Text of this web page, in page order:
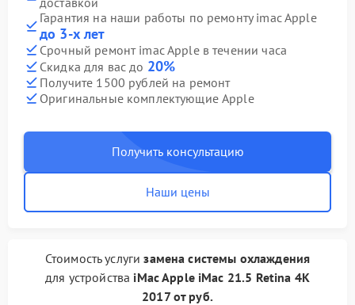
Гарантия на наши работы по ремонту imac Apple
до 3-х лет
Срочный ремонт imac Apple в течении часа
Скидка для вас до 20%
Получите 1500 рублей на ремонт
Оригинальные комплектующие Apple
Получить консультацию
Наши цены
Стоимость услугизамена системы охлаждения
для устройства iMac Apple iMac 21.5 Retina 4K
2017от руб.